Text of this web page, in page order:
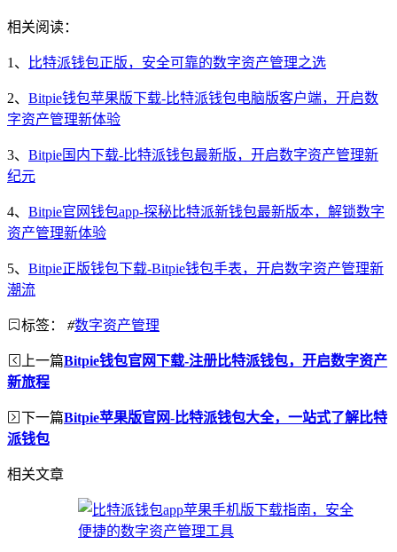
相关阅读：
1、 比特派钱包正版，安全可靠的数字资产管理之选
2、 Bitpie钱包苹果版下载-比特派钱包电脑版客户端，开启数
字资产管理新体验
3、 Bitpie国内下载-比特派钱包最新版，开启数字资产管理新
纪元
4、 Bitpie官网钱包app-探秘比特派新钱包最新版本，解锁数字
资产管理新体验
5、 Bitpie正版钱包下载-Bitpie钱包手表，开启数字资产管理新
潮流
标签： #数字资产管理
上一篇Bitpie钱包官网下载-注册比特派钱包，开启数字资产
新旅程
下一篇Bitpie苹果版官网-比特派钱包大全，一站式了解比特
派钱包
相关文章